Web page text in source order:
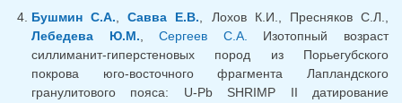
Бушмин С.А.,Савва Е.В., Лохов К.И., Пресняков С.Л.,
Лебедева Ю.М.,Сергеев С.А. Изотопный возраст
силлиманит-гиперстеновых пород из Порьегубского
покрова юго-восточного фрагмента Лапландского
гранулитового пояса: U-Pb SHRIMP II датирование